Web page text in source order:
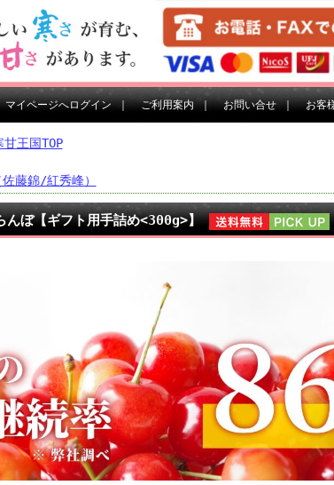
マイページへログイン｜ ご利用案内｜ お問い合せ｜ お客
王国TOP
藤錦/紅秀峰）
んぼ【ギフト用手詰め<300g>】